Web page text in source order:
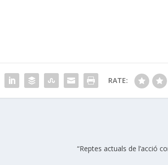
RATE:
“Reptes actuals de l’acció